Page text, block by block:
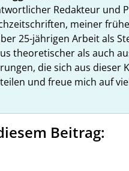
Redakteur und
meiner
25-jährigen Arbeit als
theoretischer als auch
die sich aus dieser
und freue mich auf
Beitrag: